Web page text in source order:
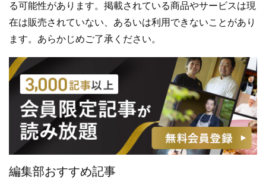
る可能性があります。掲載されている商品やサービスは現
在は販売されていない、あるいは利用できないことがあり
ます。あらかじめご了承ください。
編集部おすすめ記事